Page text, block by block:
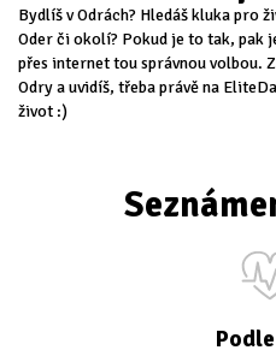
Bydlíš v Odrách? Hledáš kluka pro
Oder či okolí? Pokud je to tak, pak
přes internet tou správnou volbou.
Odry a uvidíš, třeba právě na
život :)